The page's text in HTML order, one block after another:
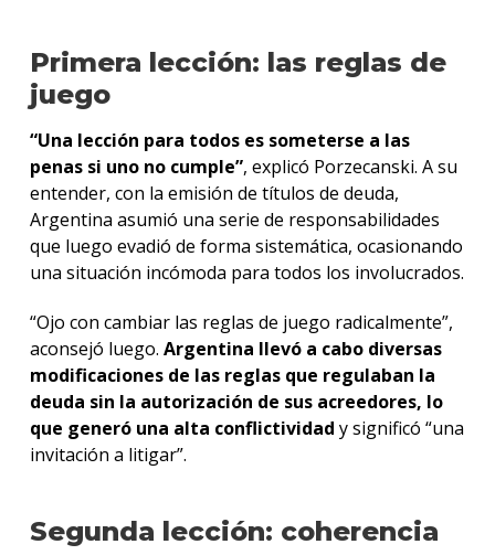
Primera lección: las reglas de
juego
“Una lección para todos es someterse a las
penas si uno no cumple”, explicó Porzecanski. A su
entender, con la emisión de títulos de deuda,
Argentina asumió una serie de responsabilidades
que luego evadió de forma sistemática, ocasionando
una situación incómoda para todos los involucrados.
“Ojo con cambiar las reglas de juego radicalmente”,
aconsejó luego. Argentina llevó a cabo diversas
modificaciones de las reglas que regulaban la
deuda sin la autorización de sus acreedores, lo
que generó una alta conflictividad y significó “una
invitación a litigar”.
Segunda lección: coherencia